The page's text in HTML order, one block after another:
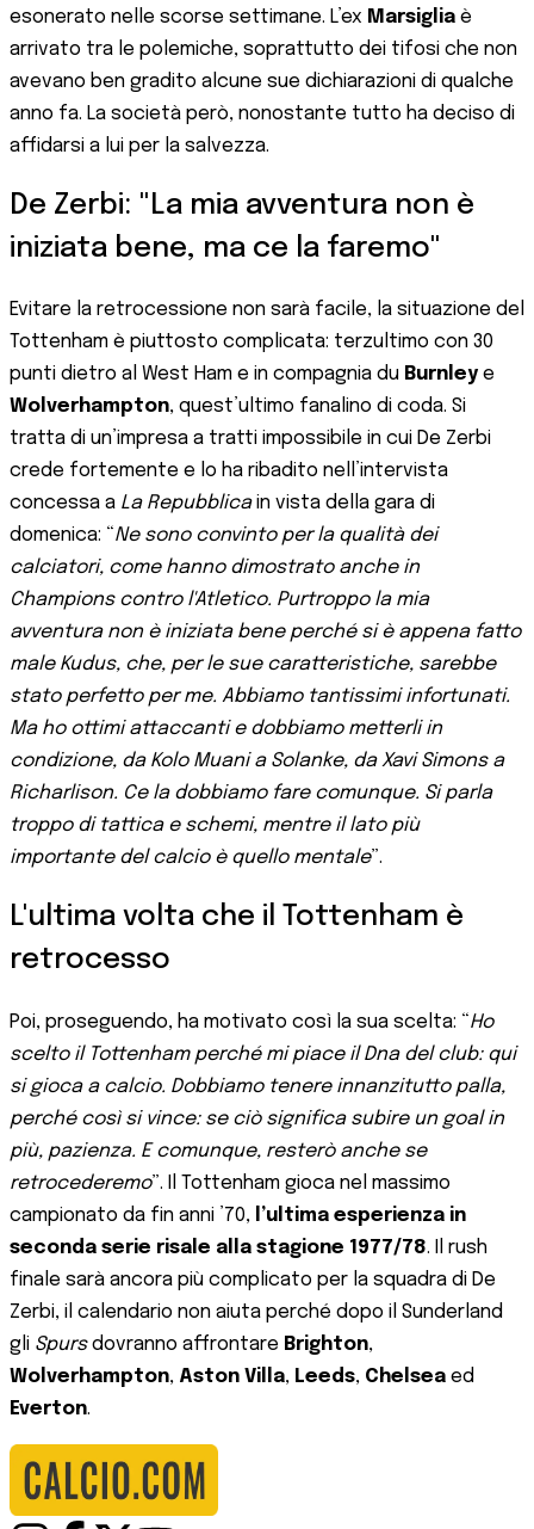
esonerato nelle scorse settimane. L’ex Marsiglia è
arrivato tra le polemiche, soprattutto dei tifosi che non
avevano ben gradito alcune sue dichiarazioni di qualche
anno fa. La società però, nonostante tutto ha deciso di
affidarsi a lui per la salvezza.
De Zerbi: "La mia avventura non è
iniziata bene, ma ce la faremo"
Evitare la retrocessione non sarà facile, la situazione del
Tottenham è piuttosto complicata: terzultimo con 30
punti dietro al West Ham e in compagnia du Burnley e
Wolverhampton, quest’ultimo fanalino di coda. Si
tratta di un’impresa a tratti impossibile in cui De Zerbi
crede fortemente e lo ha ribadito nell’intervista
concessa a La Repubblicain vista della gara di
domenica: “Ne sono convinto per la qualità dei
calciatori, come hanno dimostrato anche in
Champions contro l'Atletico. Purtroppo la mia
avventura non è iniziata bene perché si è appena fatto
male Kudus, che, per le sue caratteristiche, sarebbe
stato perfetto per me. Abbiamo tantissimi infortunati.
Ma ho ottimi attaccanti e dobbiamo metterli in
condizione, da Kolo Muani a Solanke, da Xavi Simons a
Richarlison. Ce la dobbiamo fare comunque. Si parla
troppo di tattica e schemi, mentre il lato più
importante del calcio è quello mentale”.
L'ultima volta che il Tottenham è
retrocesso
Poi, proseguendo, ha motivato così la sua scelta: “Ho
scelto il Tottenham perché mi piace il Dna del club: qui
si gioca a calcio. Dobbiamo tenere innanzitutto palla,
perché così si vince: se ciò significa subire un goal in
più, pazienza. E comunque, resterò anche se
retrocederemo”. Il Tottenham gioca nel massimo
campionato da fin anni ’70, l’ultima esperienza in
seconda serie risale alla stagione 1977/78. Il rush
finale sarà ancora più complicato per la squadra di De
Zerbi, il calendario non aiuta perché dopo il Sunderland
gli Spursdovranno affrontare Brighton,
Wolverhampton, Aston Villa, Leeds, Chelsea ed
Everton.